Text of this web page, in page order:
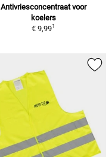
Antivriesconcentraat voor
koelers
€ 9,991